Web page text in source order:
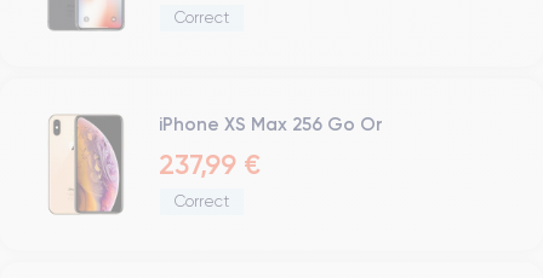
Réseau
Correct
iPhone XS Max 256 Go Or
237,99 €
Correct